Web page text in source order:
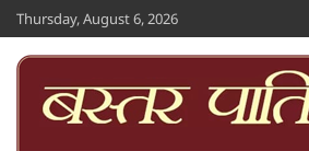
Skip
to
content
Thursday, August 6, 2026